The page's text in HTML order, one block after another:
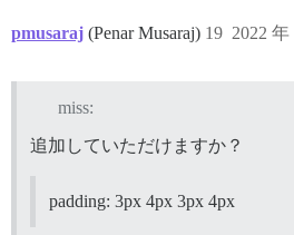
pmusaraj (Penar Musaraj) 2022
19
miss:
追加していただけますか？
padding: 3px 4px 3px 4px